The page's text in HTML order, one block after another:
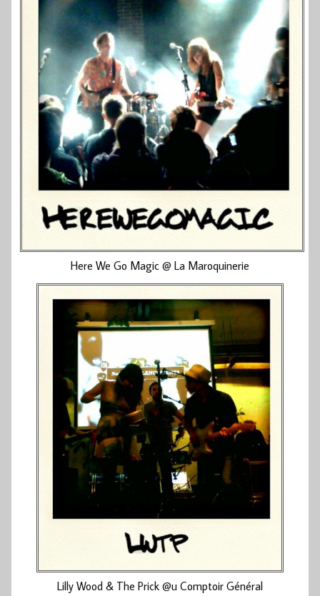
Here We Go Magic @ La Maroquinerie
Lilly Wood & The Prick @u Comptoir Général